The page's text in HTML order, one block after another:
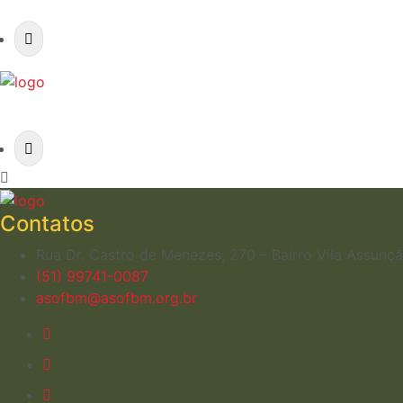
Contatos
Rua Dr. Castro de Menezes, 270 – Bairro Vila
(51) 99741-0087
asofbm@asofbm.org.br